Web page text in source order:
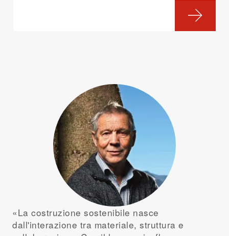
«La costruzione sostenibile nasce
dall'interazione tra materiale, struttura e